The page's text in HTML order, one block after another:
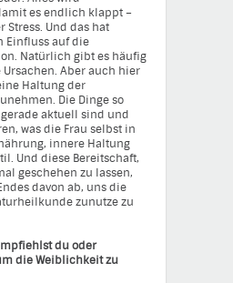
es endlich klappt –
Stress. Und das hat
Einfluss auf die
Natürlich gibt es häufig
Aber auch hier
Haltung der
Die Dinge so
aktuell sind und
was die Frau selbst in
innere Haltung
Und diese Bereitschaft,
geschehen zu lassen,
davon ab, uns die
zunutze zu
du oder
die Weiblichkeit zu